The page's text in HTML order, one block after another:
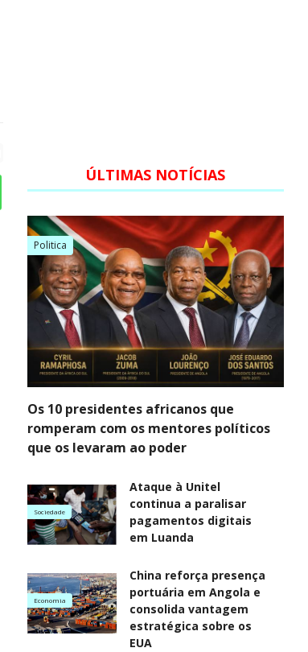
ÚLTIMAS NOTÍCIAS
Politica
Os 10 presidentes africanos que
romperam com os mentores políticos
que os levaram ao poder
Sociedade
Ataque à Unitel
continua a paralisar
pagamentos digitais
em Luanda
Economia
China reforça presença
portuária em Angola e
consolida vantagem
estratégica sobre os
EUA